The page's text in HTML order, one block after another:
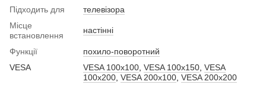
Підходить для
телевізора
Місце
встановлення
настінні
Функції
похило-поворотний
VESA
VESA 100x100 VESA 100x150 VESA
100x200 VESA 200x100 VESA 200x200